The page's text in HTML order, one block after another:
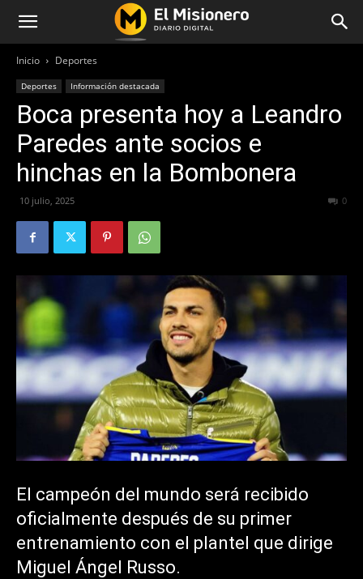
Inicio Deportes
Deportes Información destacada
Boca presenta hoy a Leandro
Paredes ante socios e
hinchas en la Bombonera
10 julio, 2025 0
El campeón del mundo será recibido
oficialmente después de su primer
entrenamiento con el plantel que dirige
Miguel Ángel Russo.